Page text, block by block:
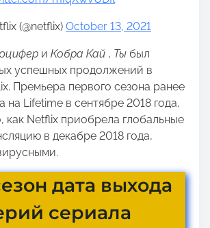
(@netflix) October 13, 2021
и Кобра Кай , Ты был
успешных продолжений в
Премьера первого сезона ранее
на Lifetime в сентябре 2018 года,
как Netflix приобрела глобальные
в декабре 2018 года,
дата выхода
сериала